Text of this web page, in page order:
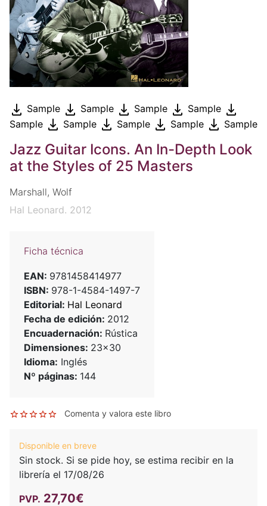
Sample Sample Sample
Sample
Sample
Sample Sample Sample Sample
Jazz Guitar Icons. An In-Depth Look
at the Styles of 25 Masters
Marshall, Wolf
Hal Leonard. 2012
Ficha técnica
EAN: 9781458414977
ISBN: 978-1-4584-1497-7
Editorial: Hal Leonard
Fecha de edición: 2012
Encuadernación: Rústica
Dimensiones: 23x30
Idioma: Inglés
Nº páginas: 144
Comenta y valora este libro
Disponible en breve
Sin stock. Si se pide hoy, se estima recibir en la
librería el 17/08/26
PVP. 27,70€